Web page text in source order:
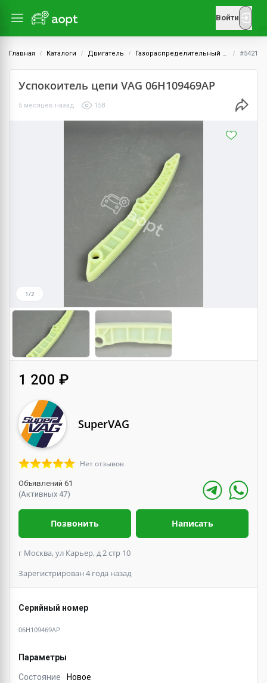
Войти
Главная Каталоги Двигатель Газораспределительный механизм (ГРМ) #5421
Успокоитель цепи VAG 06H109469AP
5 месяцев назад 158
1/2
1 200 ₽
SuperVAG
Нет отзывов
Объявлений 61
(Активных 47)
Позвонить Написать
г Москва, ул Карьер, д 2 стр 10
Зарегистрирован 4 года назад
Серийный номер
06H109469AP
Параметры
Состояние
Новое